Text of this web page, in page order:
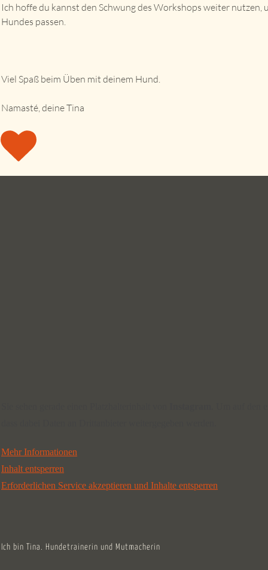
Ich hoffe du kannst den Schwung des Workshops weiter
Hundes passen.
Viel Spaß beim Üben mit deinem Hund.
Namasté, deine Tina
Mehr Informationen
Inhalt entsperren
Erforderlichen Service akzeptieren und Inhalte entsperren
Ich bin Tina. Hundetrainerin und Mutmacherin